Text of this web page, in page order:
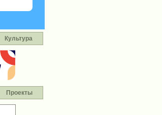
Культура
Проекты